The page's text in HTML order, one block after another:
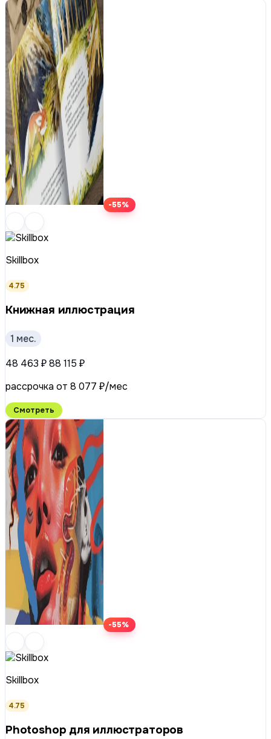
-55%
Skillbox
4.75
Книжная иллюстрация
1 мес.
48 463 ₽88 115 ₽
рассрочка от 8 077 ₽/мес
Смотреть
-55%
Skillbox
4.75
Photoshop для иллюстраторов